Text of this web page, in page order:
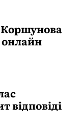
Коршунова
онлайн
відповіді